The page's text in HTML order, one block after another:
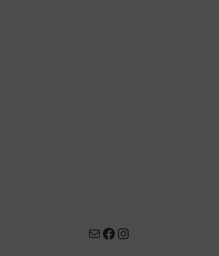
MailFacebook
Instagram